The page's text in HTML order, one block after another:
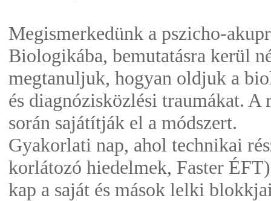
Megismerkedünk a pszicho-
Biologikába, bemutatásra kerül
megtanuljuk, hogyan oldjuk a
és diagnózisközlési traumákat.
során sajátítják el a módszert.
Gyakorlati nap, ahol technikai
korlátozó hiedelmek, Faster
kap a saját és mások lelki